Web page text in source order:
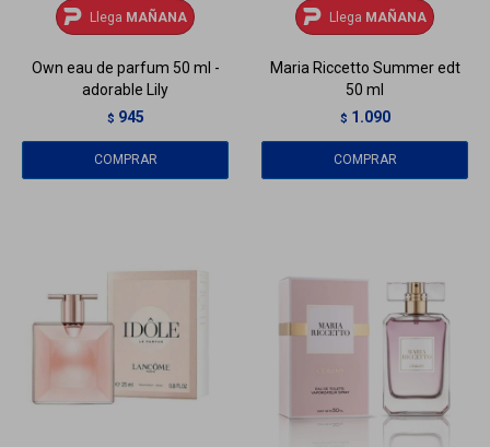
Llega MAÑANA
Own eau de parfum 50 ml -
adorable Lily
$ 945
Llega MAÑANA
Maria Riccetto Summer edt
50 ml
$ 1.090